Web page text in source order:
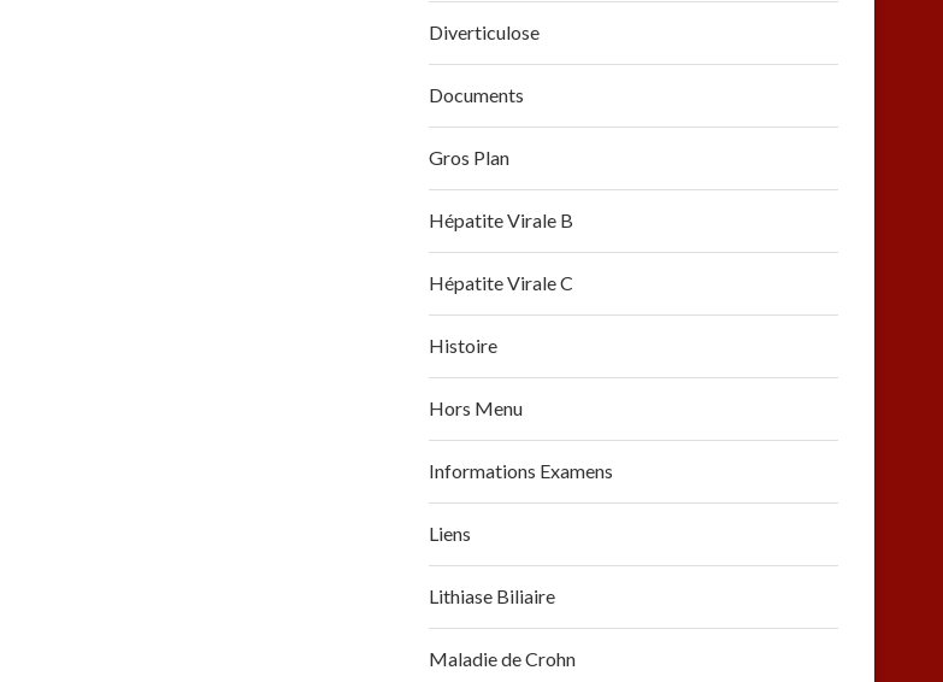
Diverticulose
Documents
Gros Plan
Hépatite Virale B
Hépatite Virale C
Histoire
Hors Menu
Informations Examens
Liens
Lithiase Biliaire
Maladie de Crohn